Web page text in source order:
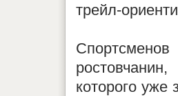
которого